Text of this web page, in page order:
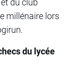
et du club
millénaire lors
du lycée